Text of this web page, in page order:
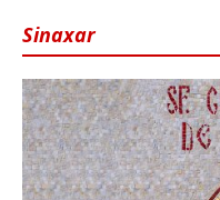
Sinaxar